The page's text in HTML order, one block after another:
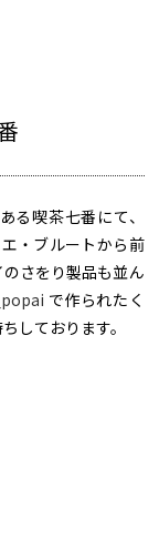
る喫茶七番にて、
・ブルートから前
さをり製品も並ん
で作られたく
しております。